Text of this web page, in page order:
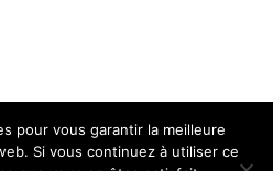
pour vous garantir la meilleure
Si vous continuez à utiliser ce